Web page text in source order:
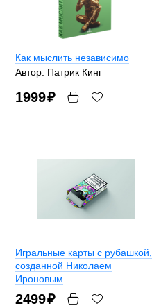
Как мыслить независимо
Автор: Патрик Кинг
1999₽
Игральные карты с рубашкой,
созданной Николаем
Ироновым
2499₽